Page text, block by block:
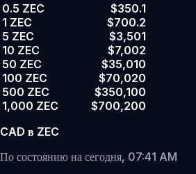
0.5 ZEC
$350.1
1 ZEC
$700.2
5 ZEC
$3,501
10 ZEC
$7,002
50 ZEC
$35,010
100 ZEC
$70,020
500 ZEC
$350,100
1,000 ZEC
$700,200
CAD в ZEC
По состоянию на сегодня, 07:41 AM